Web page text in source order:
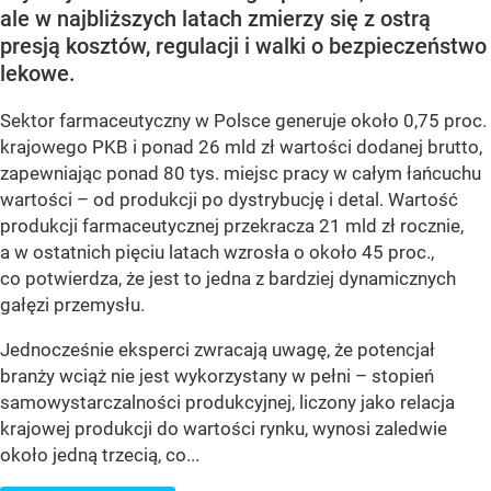
ale w najbliższych latach zmierzy się z ostrą
presją kosztów, regulacji i walki o bezpieczeństwo
lekowe.
Sektor farmaceutyczny w Polsce generuje około 0,75 proc.
krajowego PKB i ponad 26 mld zł wartości dodanej brutto,
zapewniając ponad 80 tys. miejsc pracy w całym łańcuchu
wartości – od produkcji po dystrybucję i detal. Wartość
produkcji farmaceutycznej przekracza 21 mld zł rocznie,
a w ostatnich pięciu latach wzrosła o około 45 proc.,
co potwierdza, że jest to jedna z bardziej dynamicznych
gałęzi przemysłu.
Jednocześnie eksperci zwracają uwagę, że potencjał
branży wciąż nie jest wykorzystany w pełni – stopień
samowystarczalności produkcyjnej, liczony jako relacja
krajowej produkcji do wartości rynku, wynosi zaledwie
około jedną trzecią, co...